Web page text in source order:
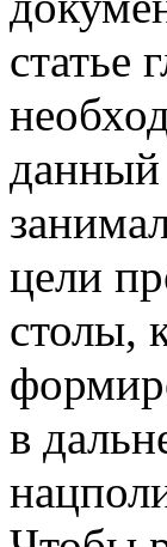
статье
данный
цели
столы,
в